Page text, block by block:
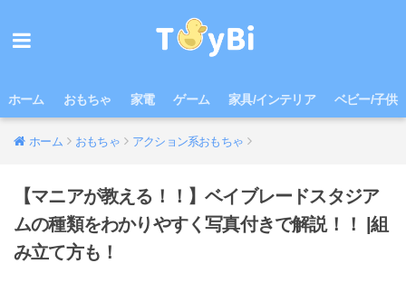
ホーム おもちゃ 家電 ゲーム 家具/インテリア ベビー/子供
ホーム おもちゃ アクション系おもちゃ
【マニアが教える！！】ベイブレードスタジア
ムの種類をわかりやすく写真付きで解説！！ |組
み立て方も！